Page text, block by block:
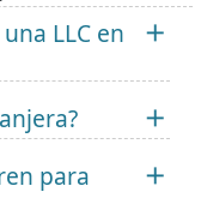
LLC en
para